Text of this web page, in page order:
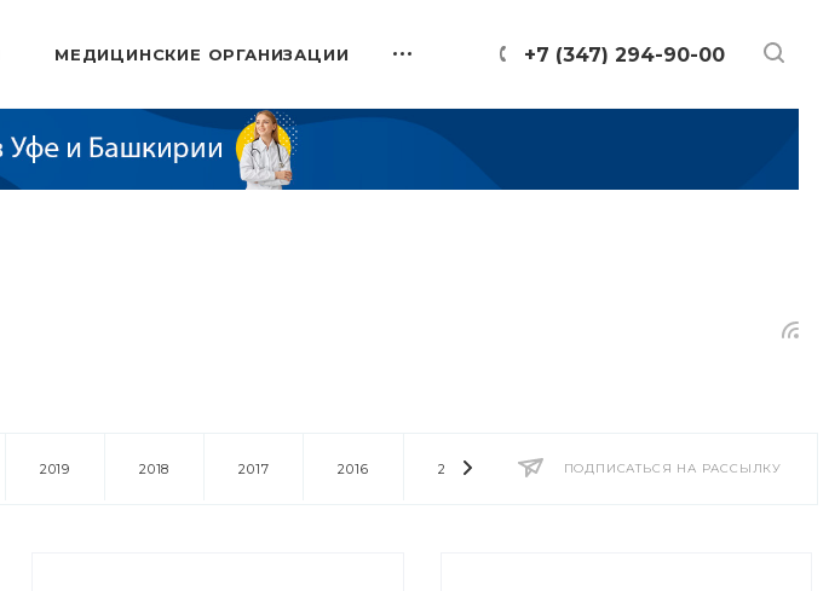
+7 (347) 294-90-00
МЕДИЦИНСКИЕ ОРГАНИЗАЦИИ
ПОДПИСАТЬСЯ НА РАССЫЛКУ
2019 2018 2017 2016 2014 2013 2012 2011